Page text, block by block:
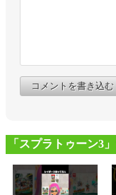
コメントを書き込む
「スプラトゥーン3